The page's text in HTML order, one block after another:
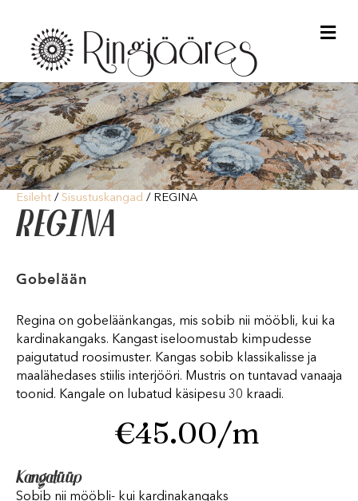
Esileht / Sisustuskangad / REGINA
REGINA
Gobelään
Regina on gobeläänkangas, mis sobib nii mööbli, kui ka
kardinakangaks. Kangast iseloomustab kimpudesse
paigutatud roosimuster. Kangas sobib klassikalisse ja
maalähedases stiilis interjööri. Mustris on tuntavad vanaaja
toonid. Kangale on lubatud käsipesu 30 kraadi.
€45.00/m
Kangatüüp
Sobib nii mööbli- kui kardinakangaks